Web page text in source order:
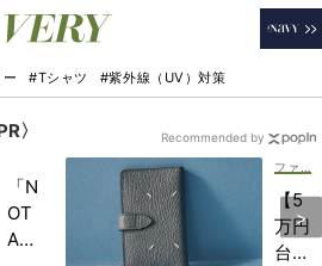
#Tシャツ #紫外線（UV）対策
〉
「N
OT
A
【5
万円
台〜
Recommended by